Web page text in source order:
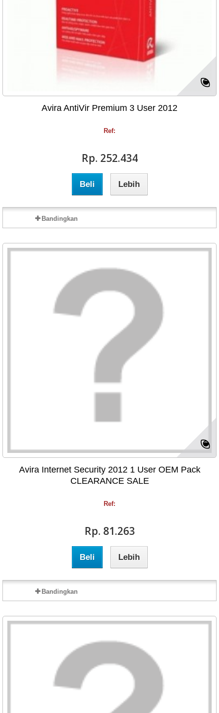
Avira AntiVir Premium 3 User 2012
Ref:
Rp‎. 252.434
Beli Lebih
Bandingkan
Avira Internet Security 2012 1 User OEM Pack
CLEARANCE SALE
Ref:
Rp‎. 81.263
Beli Lebih
Bandingkan